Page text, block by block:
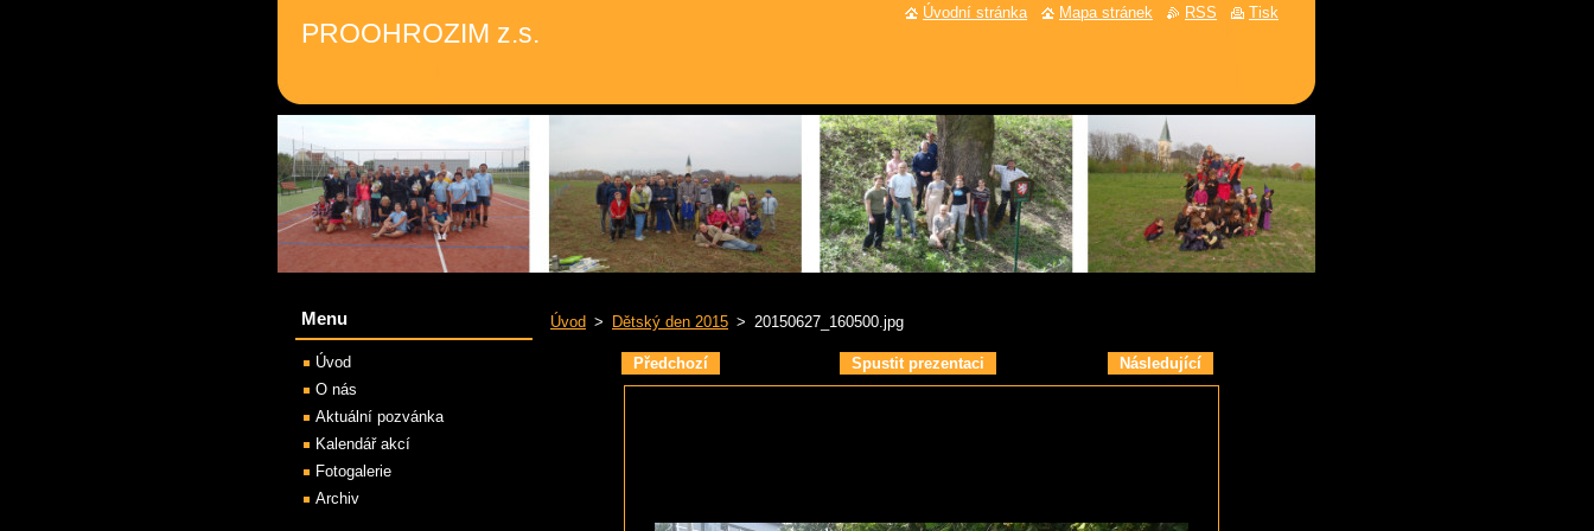
PROOHROZIM z.s.
Úvod > Dětský den 2015 > 20150627_160500.jpg
Předchozí Spustit prezentaci Následující
Menu
Úvod
O nás
Aktuální pozvánka
Kalendář akcí
Fotogalerie
Archiv
Úvodní stránka Mapa stránek RSS Tisk